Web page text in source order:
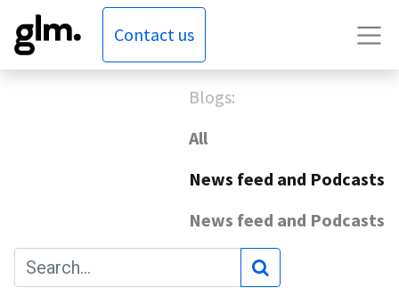
Contact us
Blogs:
All
News feed and Podcasts
News feed and Podcasts